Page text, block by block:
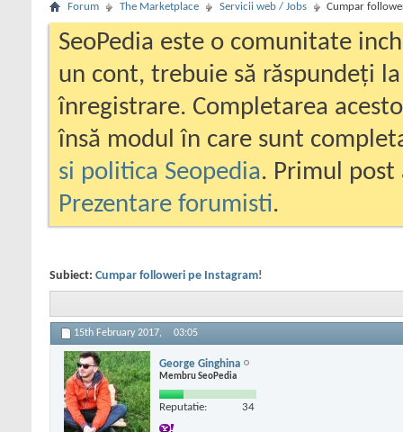
Forum The Marketplace Servicii web / Jobs Cumpar
SeoPedia este o comunitate
un cont, trebuie să răspundeți
înregistrare. Completarea
însă modul în care sunt
si politica Seopedia. Primul
Prezentare forumisti.
Subiect: Cumpar followeri pe Instagram!
15th February 2017, 03:05
George Ginghina
Membru SeoPedia
Reputatie: 34